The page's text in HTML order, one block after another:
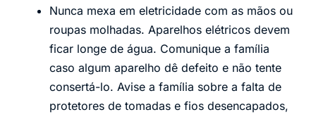
Nunca mexa em eletricidade com as mãos ou
roupas molhadas. Aparelhos elétricos devem
ficar longe de água. Comunique a família
caso algum aparelho dê defeito e não tente
consertá-lo. Avise a família sobre a falta de
protetores de tomadas e fios desencapados,